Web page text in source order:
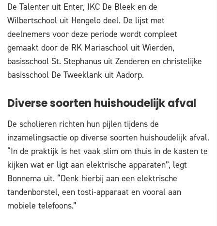
De Talenter uit Enter, IKC De Bleek en de
Wilbertschool uit Hengelo deel. De lijst met
deelnemers voor deze periode wordt compleet
gemaakt door de RK Mariaschool uit Wierden,
basisschool St. Stephanus uit Zenderen en christelijke
basisschool De Tweeklank uit Aadorp.
Diverse soorten huishoudelijk afval
De scholieren richten hun pijlen tijdens de
inzamelingsactie op diverse soorten huishoudelijk afval.
“In de praktijk is het vaak slim om thuis in de kasten te
kijken wat er ligt aan elektrische apparaten”, legt
Bonnema uit. “Denk hierbij aan een elektrische
tandenborstel, een tosti-apparaat en vooral aan
mobiele telefoons.”